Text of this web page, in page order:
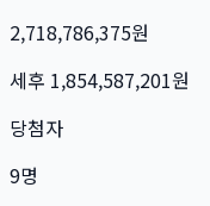
2,718,786,375원
세후 1,854,587,201원
당첨자
9명